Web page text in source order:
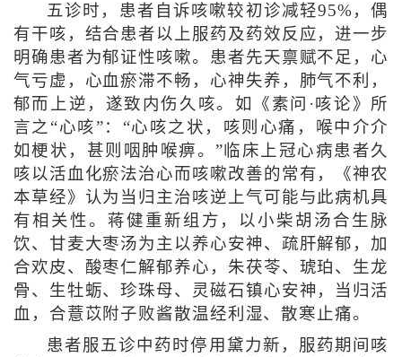
五诊时，患者自诉咳嗽较初诊减轻95%，偶
有干咳，结合患者以上服药及药效反应，进一步
明确患者为郁证性咳嗽。患者先天禀赋不足，心
气亏虚，心血瘀滞不畅，心神失养，肺气不利，
郁而上逆，遂致内伤久咳。如《素问·咳论》所
言之“心咳”：“心咳之状，咳则心痛，喉中介介
如梗状，甚则咽肿喉痹。”临床上冠心病患者久
咳以活血化瘀法治心而咳嗽改善的常有，《神农
本草经》认为当归主治咳逆上气可能与此病机具
有相关性。蒋健重新组方，以小柴胡汤合生脉
饮、甘麦大枣汤为主以养心安神、疏肝解郁，加
合欢皮、酸枣仁解郁养心，朱茯苓、琥珀、生龙
骨、生牡蛎、珍珠母、灵磁石镇心安神，当归活
血，合薏苡附子败酱散温经利湿、散寒止痛。
患者服五诊中药时停用黛力新，服药期间咳